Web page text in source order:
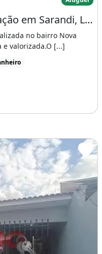
Excelente Casa para Locação em Sarandi, Localizada no Bairro Nova Independência Ii
no bairro Nova
valorizada.O [...]